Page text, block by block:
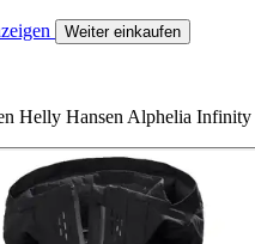
Weiter einkaufen
Helly Hansen Alphelia Infinity